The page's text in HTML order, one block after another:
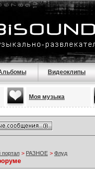
Видеоклипы
Моя музыка
> РАЗНОЕ > Флуд